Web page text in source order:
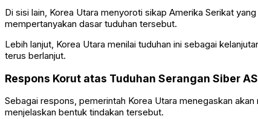
Di sisi lain, Korea Utara menyoroti sikap Amerika Serikat
mempertanyakan dasar tuduhan tersebut.
Lebih lanjut, Korea Utara menilai tuduhan ini sebagai
terus berlanjut.
Respons Korut atas Tuduhan Serangan Siber AS
Sebagai respons, pemerintah Korea Utara menegaskan
menjelaskan bentuk tindakan tersebut.